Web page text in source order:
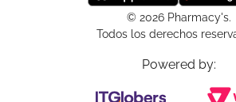
© 2026 Pharmacy's.
Todos los derechos
Powered by: